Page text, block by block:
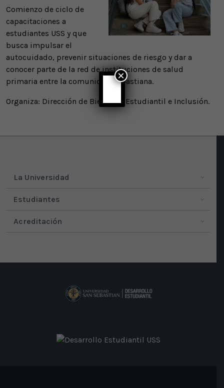
Comienzo de ciclo de
capacitaciones a
estudiantes USS y que
busca impulsar el
autocuidado, prevenir situaciones de riesgo y dar a
conocer parte de la red de instituciones de salud
primaria entre la comunidad Sebastiana.
Organiza: Dirección de Bienestar Estudiantil e Inclusión.
La Universidad
Estudiantes
Acreditación
×